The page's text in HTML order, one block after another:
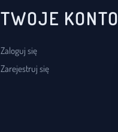
TWOJE KONTO
Zaloguj się
Zarejestruj się